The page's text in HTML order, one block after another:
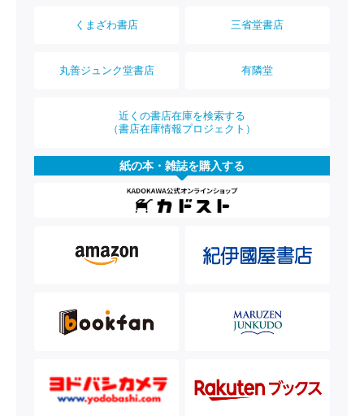
くまざわ書店 三省堂書店
丸善ジュンク堂書店 有隣堂
近くの書店在庫を検索する
（書店在庫情報プロジェクト）
紙の本・雑誌を購入する